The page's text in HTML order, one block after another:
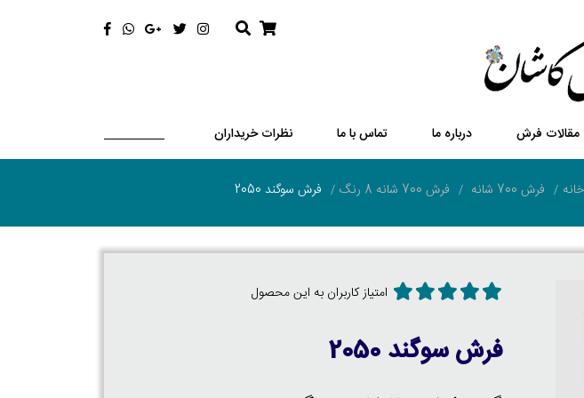
مقالات فرش درباره ما تماس با ما نظرات خریداران
خانه فرش 700 شانه فرش 700 شانه 8 رنگ فرش سوگند 2050
امتیاز کاربران به این محصول
فرش سوگند 2050